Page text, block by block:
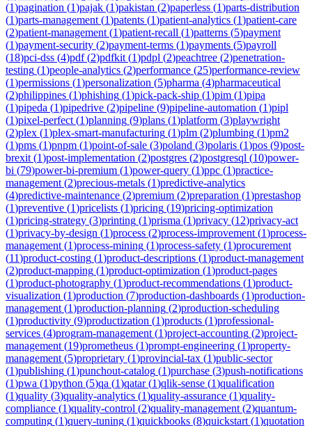
(1)pagination (1)pajak (1)pakistan (2)paperless (1)parts-distribution
(1)parts-management (1)patents (1)patient-analytics (1)patient-care
(2)patient-management (1)patient-recall (1)patterns (5)payment
(1)payment-security (2)payment-terms (1)payments (5)payroll
(18)pci-dss (4)pdf(2)pdfkit (1)pdpl (2)peachtree (2)penetration-
testing (1)people-analytics (2)performance (25)performance-review
(1)permissions (1)personalization (5)pharma (4)pharmaceutical
(2)philippines (1)phishing (1)pick-pack-ship (1)pim (1)pipa
(1)pipeda (1)pipedrive (2)pipeline (9)pipeline-automation (1)pipl
(1)pixel-perfect (1)planning (9)plans (1)platform (3)playwright
(2)plex (1)plex-smart-manufacturing (1)plm (2)plumbing (1)pm2
(1)pms (1)pnpm (1)point-of-sale (3)poland (3)polaris (1)pos (9)post-
brexit (1)post-implementation (2)postgres (2)postgresql (10)power-
bi (79)power-bi-premium (1)power-query (1)ppc (1)practice-
management (2)precious-metals (1)predictive-analytics
(4)predictive-maintenance (2)premium (2)preparation (1)prestashop
(1)preventive (1)pricelists (1)pricing (19)pricing-optimization
(1)pricing-strategy (3)printing (1)prisma (1)privacy (12)privacy-act
(1)privacy-by-design (1)process (2)process-improvement (1)process-
management (1)process-mining (1)process-safety (1)procurement
(11)product-costing (1)product-descriptions (1)product-management
(2)product-mapping (1)product-optimization (1)product-pages
(1)product-photography (1)product-recommendations (1)product-
visualization (1)production (7)production-dashboards (1)production-
management (1)production-planning (2)production-scheduling
(1)productivity (9)productization (1)products (1)professional-
services (4)program-management (1)project-accounting (2)project-
management (19)prometheus (1)prompt-engineering (1)property-
management (5)proprietary (1)provincial-tax (1)public-sector
(1)publishing (1)punchout-catalog (1)purchase (3)push-notifications
(1)pwa (1)python (5)qa (1)qatar(1)qlik-sense (1)qualification
(1)quality (3)quality-analytics (1)quality-assurance (1)quality-
compliance (1)quality-control (2)quality-management (2)quantum-
computing (1)query-tuning (1)quickbooks (8)quickstart (1)quotation